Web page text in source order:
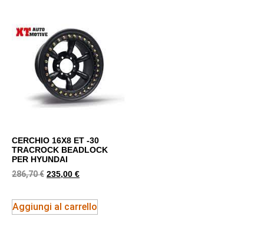
CERCHIO 16X8 ET -30
TRACROCK BEADLOCK
PER HYUNDAI
286,70€ 235,00 €
Aggiungi al carrello